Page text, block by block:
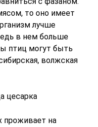
то оно имеет
лучше
в нем больше
птиц могут быть
волжская
цесарка
проживает на